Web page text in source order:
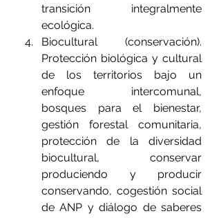
transición  integralmente
ecológica.
Biocultural (conservación).
Protección biológica y cultural
de los territorios bajo un
enfoque intercomunal,
bosques para el bienestar,
gestión forestal comunitaria,
protección de la diversidad
biocultural, conservar
produciendo y producir
conservando, cogestión social
de ANP y diálogo de saberes